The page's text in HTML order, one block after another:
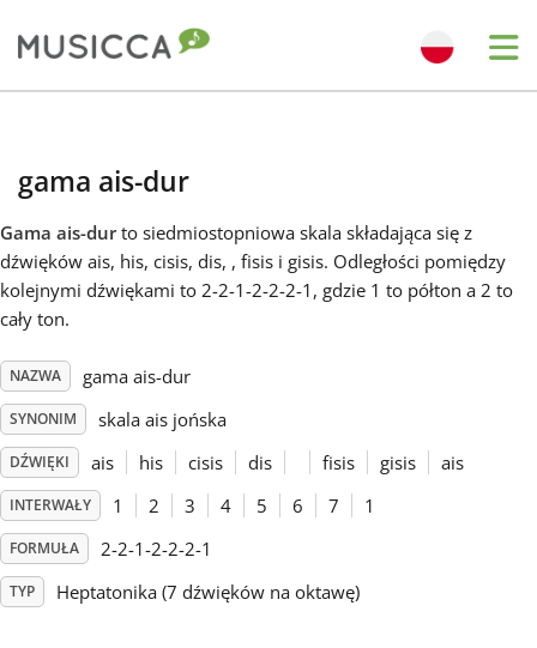
Dansk
English
Español
Français
gama ais-dur
Gama ais-durto siedmiostopniowa skala składająca się z
dźwięków ais, his, cisis, dis, , fisis i gisis. Odległości pomiędzy
kolejnymi dźwiękami to 2-2-1-2-2-2-1, gdzie 1 to półton a 2 to
cały ton.
NAZWA gama ais-dur
SYNONIM skala ais jońska
DŹWIĘKI ais his cisis dis fisis gisis ais
INTERWAŁY 1 2 3 4 5 6 7 1
FORMUŁA 2-2-1-2-2-2-1
TYP Heptatonika (7 dźwięków na oktawę)